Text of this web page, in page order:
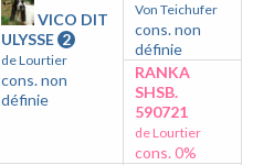
VICO DIT
ULYSSE 2
de Lourtier
cons. non
définie
Von Teichufer
cons. non
définie
RANKA
SHSB.
590721
de Lourtier
cons. 0%